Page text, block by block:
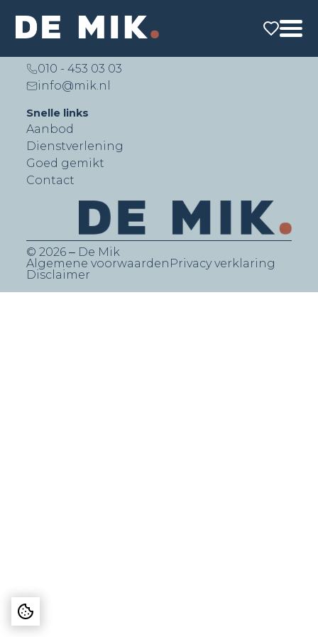
De Mik Real Estate Partners B.V.
Lichtenauerlaan 140 (Brainpark II)
010 - 453 03 03
info@mik.nl
Snelle links
Aanbod
Dienstverlening
Goed gemikt
Contact
© 2026 ‒ De Mik
Algemene voorwaarden Privacy verklaring
Disclaimer